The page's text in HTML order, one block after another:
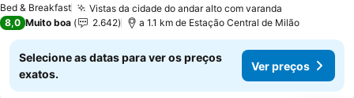
Bed & Breakfast Vistas da cidade do andar alto com varanda
8,0 Muito boa 2.642 a 1.1 km de Estação Central de Milão
Selecione as datas para ver os preços
exatos.
Ver preços